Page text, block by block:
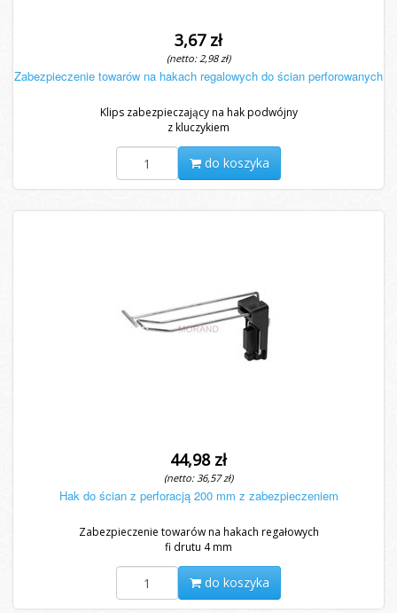
3,67 zł
(netto: 2,98 zł)
Zabezpieczenie towarów na hakach regalowych do ścian perforowanych
Klips zabezpieczający na hak podwójny
z kluczykiem
do koszyka
44,98 zł
(netto: 36,57 zł)
Hak do ścian z perforacją 200 mm z zabezpieczeniem
Zabezpieczenie towarów na hakach regałowych
fi drutu 4 mm
do koszyka